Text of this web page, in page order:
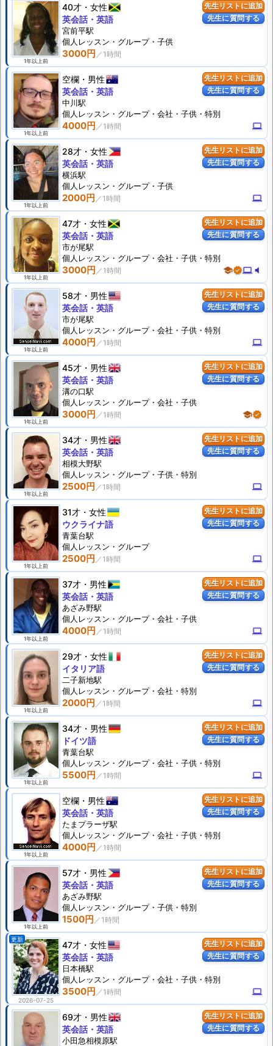
先生リストに追加
先生に質問する
1年以上前
40才 女性
3000円
英会話・英語
宮前平駅
個人 レッスン ・グループ・子供
先生リストに追加
先生に質問する
1年以上前
空欄 男性
4000円 computer
英会話・英語
中川駅
個人 レッスン ・グループ・会社・子供・特別
先生リストに追加
先生に質問する
1年以上前
28才 女性
2000円 computer
英会話・英語
横浜駅
個人 レッスン ・グループ・子供
先生リストに追加
先生に質問する
1年以上前
47才 女性
3000円 schoolverifiedcomputer volume_mute
英会話・英語
市が尾駅
個人 レッスン ・グループ・会社・子供・特別
先生リストに追加
先生に質問する
1年以上前
58才 男性
4000円 computer
英会話・英語
市が尾駅
個人 レッスン ・グループ・会社・子供・特別
先生リストに追加
先生に質問する
1年以上前
45才 男性
3000円 schoolverified
英会話・英語
溝の口駅
個人 レッスン ・グループ・会社・子供
先生リストに追加
先生に質問する
1年以上前
34才 男性
2500円 computer
英会話・英語
相模大野駅
個人 レッスン ・グループ・子供・特別
先生リストに追加
先生に質問する
1年以上前
31才 女性
2500円 computer
ウクライナ語
青葉台駅
個人 レッスン ・グループ
先生リストに追加
先生に質問する
1年以上前
37才 男性
4000円 computer
英会話・英語
あざみ野駅
個人 レッスン ・グループ・会社・子供
先生リストに追加
先生に質問する
1年以上前
29才 女性
2000円 computer
イタリア語
二子新地駅
個人 レッスン ・グループ・会社・特別
先生リストに追加
先生に質問する
1年以上前
34才 男性
5500円 computer
ドイツ語
青葉台駅
個人 レッスン ・グループ・会社・子供・特別
先生リストに追加
先生に質問する
1年以上前
空欄 男性
4000円
英会話・英語
たまプラーザ駅
個人 レッスン ・グループ・会社・子供・特別
先生リストに追加
先生に質問する
1年以上前
57才 男性
1500円
英会話・英語
あざみ野駅
個人 レッスン ・グループ・子供・特別
先生リストに追加
先生に質問する
更新
2026-07-25
47才 女性
3500円 computer
英会話・英語
日本橋駅
個人 レッスン ・グループ・会社・子供・特別
先生リストに追加
先生に質問する
69才 男性
英会話・英語
小田急相模原駅